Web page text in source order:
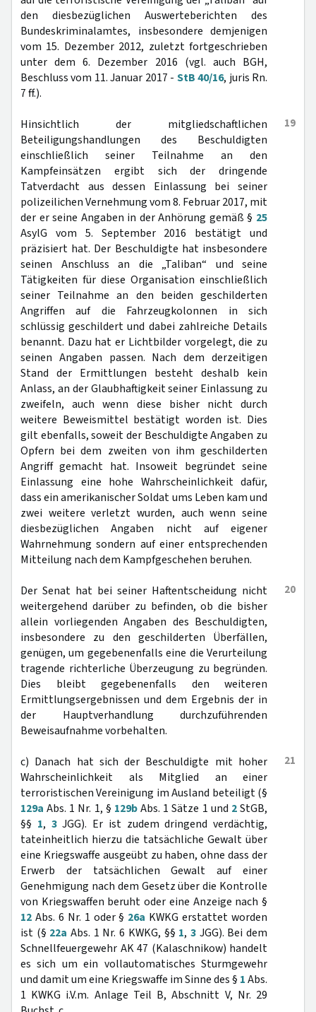
den diesbezüglichen Auswerteberichten des
Bundeskriminalamtes, insbesondere demjenigen
vom 15. Dezember 2012, zuletzt fortgeschrieben
unter dem 6. Dezember 2016 (vgl. auch BGH,
Beschluss vom 11. Januar 2017 - StB 40/16, juris Rn.
7 ff.).
19
Hinsichtlich der mitgliedschaftlichen
Beteiligungshandlungen des Beschuldigten
einschließlich seiner Teilnahme an den
Kampfeinsätzen ergibt sich der dringende
Tatverdacht aus dessen Einlassung bei seiner
polizeilichen Vernehmung vom 8. Februar 2017, mit
der er seine Angaben in der Anhörung gemäß § 25
AsylG vom 5. September 2016 bestätigt und
präzisiert hat. Der Beschuldigte hat insbesondere
seinen Anschluss an die „Taliban“ und seine
Tätigkeiten für diese Organisation einschließlich
seiner Teilnahme an den beiden geschilderten
Angriffen auf die Fahrzeugkolonnen in sich
schlüssig geschildert und dabei zahlreiche Details
benannt. Dazu hat er Lichtbilder vorgelegt, die zu
seinen Angaben passen. Nach dem derzeitigen
Stand der Ermittlungen besteht deshalb kein
Anlass, an der Glaubhaftigkeit seiner Einlassung zu
zweifeln, auch wenn diese bisher nicht durch
weitere Beweismittel bestätigt worden ist. Dies
gilt ebenfalls, soweit der Beschuldigte Angaben zu
Opfern bei dem zweiten von ihm geschilderten
Angriff gemacht hat. Insoweit begründet seine
Einlassung eine hohe Wahrscheinlichkeit dafür,
dass ein amerikanischer Soldat ums Leben kam und
zwei weitere verletzt wurden, auch wenn seine
diesbezüglichen Angaben nicht auf eigener
Wahrnehmung sondern auf einer entsprechenden
Mitteilung nach dem Kampfgeschehen beruhen.
20
Der Senat hat bei seiner Haftentscheidung nicht
weitergehend darüber zu befinden, ob die bisher
allein vorliegenden Angaben des Beschuldigten,
insbesondere zu den geschilderten Überfällen,
genügen, um gegebenenfalls eine die Verurteilung
tragende richterliche Überzeugung zu begründen.
Dies bleibt gegebenenfalls den weiteren
Ermittlungsergebnissen und dem Ergebnis der in
der Hauptverhandlung durchzuführenden
Beweisaufnahme vorbehalten.
21
c) Danach hat sich der Beschuldigte mit hoher
Wahrscheinlichkeit als Mitglied an einer
terroristischen Vereinigung im Ausland beteiligt (§
129a Abs. 1 Nr. 1, § 129bAbs. 1 Sätze 1 und 2StGB,
§§ 1, 3JGG). Er ist zudem dringend verdächtig,
tateinheitlich hierzu die tatsächliche Gewalt über
eine Kriegswaffe ausgeübt zu haben, ohne dass der
Erwerb der tatsächlichen Gewalt auf einer
Genehmigung nach dem Gesetz über die Kontrolle
von Kriegswaffen beruht oder eine Anzeige nach §
12 Abs. 6 Nr. 1 oder § 26a KWKG erstattet worden
ist (§ 22a Abs. 1 Nr. 6 KWKG, §§ 1, 3JGG). Bei dem
Schnellfeuergewehr AK 47 (Kalaschnikow) handelt
es sich um ein vollautomatisches Sturmgewehr
und damit um eine Kriegswaffe im Sinne des § 1Abs.
1 KWKG i.V.m. Anlage Teil B, Abschnitt V, Nr. 29